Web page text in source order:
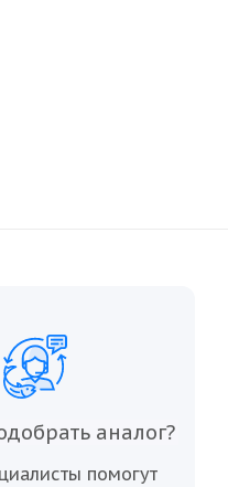
аналог?
помогут